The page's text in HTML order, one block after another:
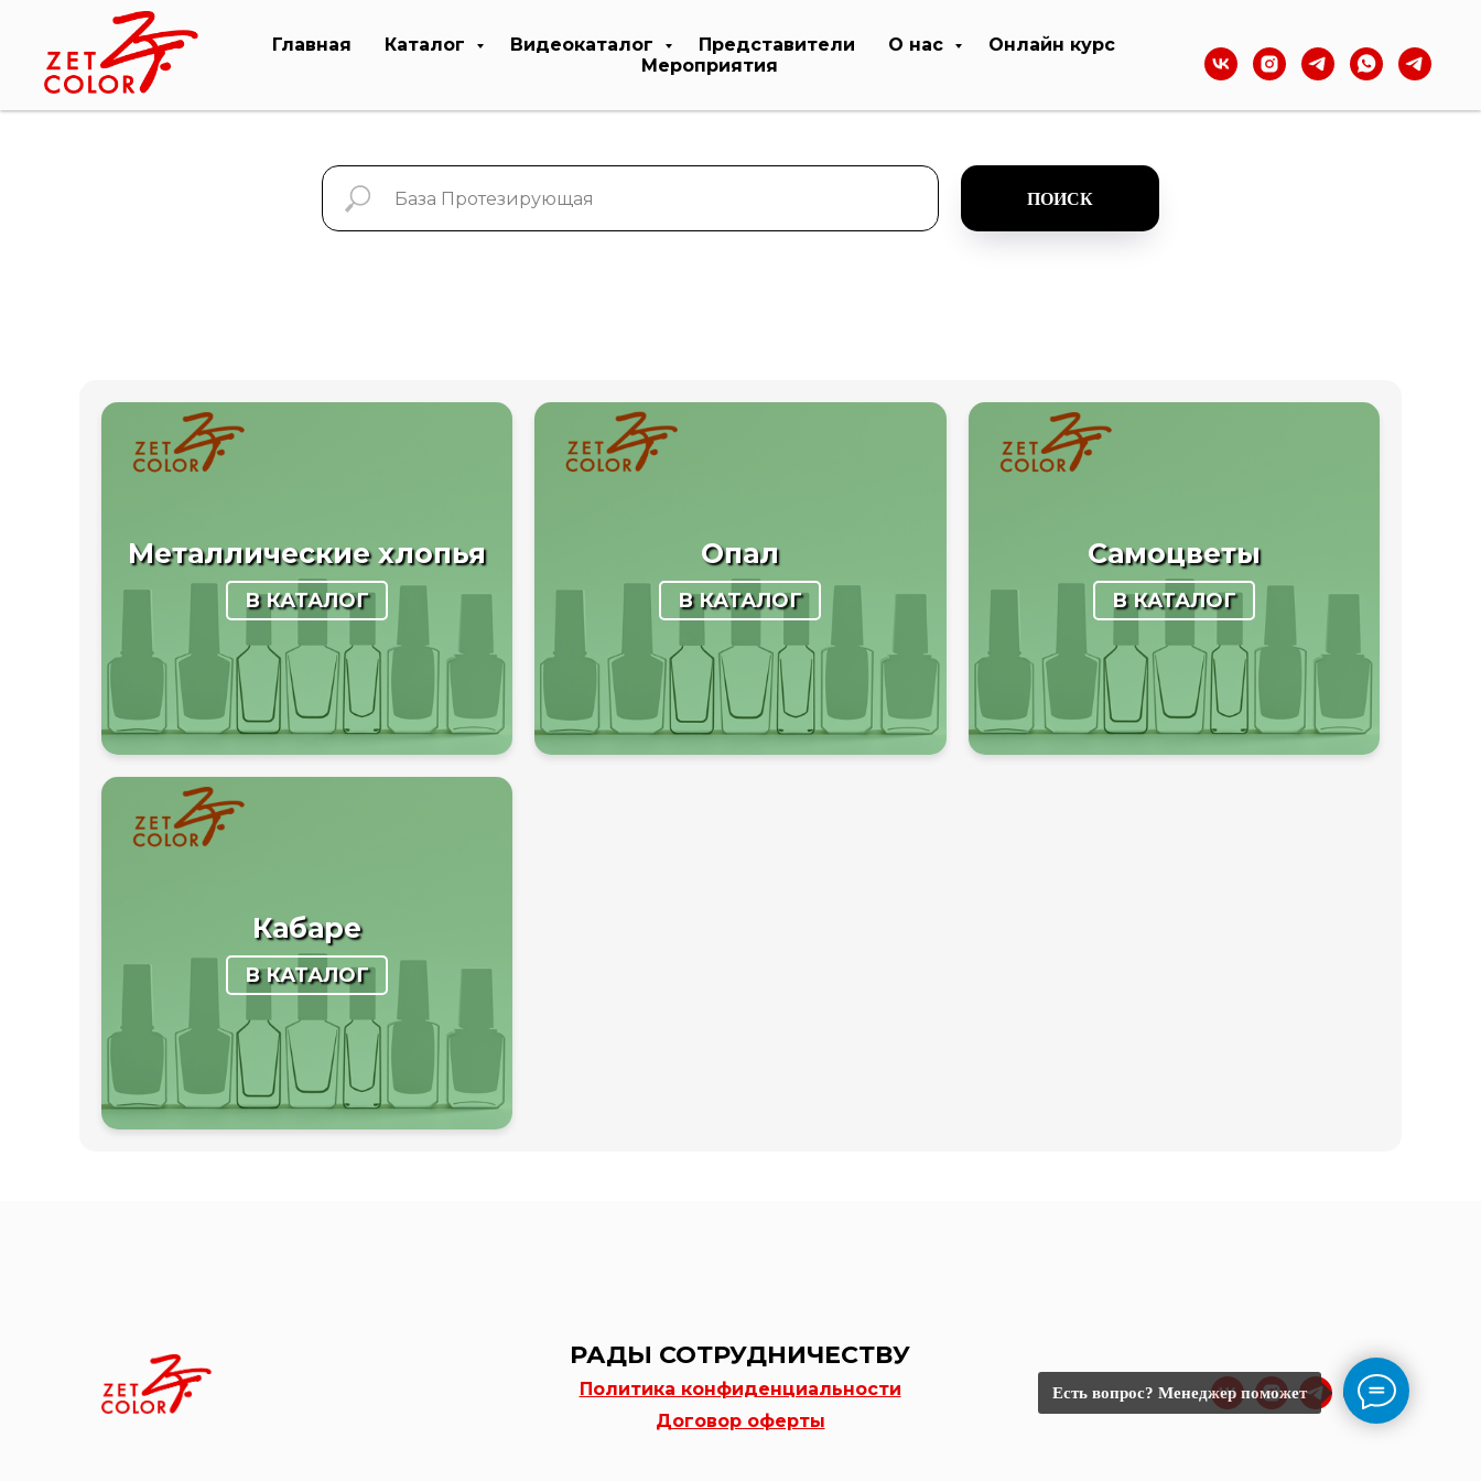
Главная Каталог Видеокаталог Представители О нас
Онлайн курс
Мероприятия
Есть вопрос? Менеджер поможет
ПОИСК
Металлические хлопья
В КАТАЛОГ
Опал
В КАТАЛОГ
Самоцветы
В КАТАЛОГ
Кабаре
В КАТАЛОГ
РАДЫ СОТРУДНИЧЕСТВУ
Политика конфиденциальности
Договор оферты